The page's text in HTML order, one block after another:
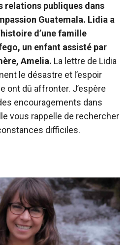
relations publiques dans
Guatemala. Lidia a
d’une famille
un enfant assisté par
Amelia. La lettre de Lidia
le désastre et l’espoir
ont dû affronter. J’espère
encouragements dans
vous rappelle de rechercher
difficiles.